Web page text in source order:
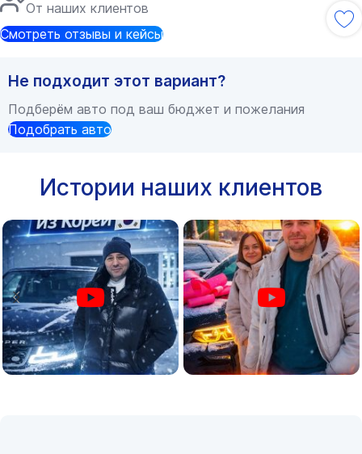
От наших клиентов
Смотреть отзывы и кейсы
Не подходит этот вариант?
Подберём авто под ваш бюджет и пожелания
Подобрать авто
Истории наших клиентов